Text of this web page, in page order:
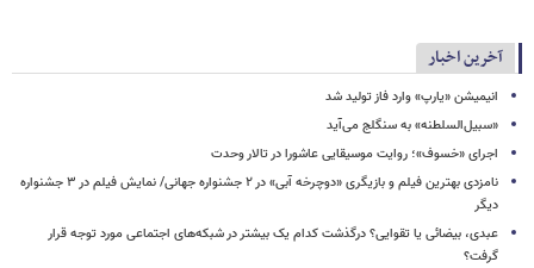
آخرین اخبار
انیمیشن «یارپ» وارد فاز تولید شد
«سبیل‌السلطنه» به سنگلج می‌آید
اجرای «خسوف»؛ روایت موسیقایی عاشورا در تالار وحدت
نامزدی بهترین فیلم و بازیگری «دوچرخه آبی» در ۲ جشنواره جهانی/ نمایش فیلم در ۳ جشنواره
دیگر
عبدی، بیضائی یا تقوایی؟ درگذشت کدام یک بیشتر در شبکه‌های اجتماعی مورد توجه قرار
گرفت؟